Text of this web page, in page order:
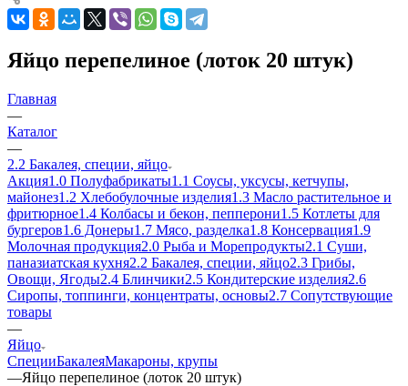
Яйцо перепелиное (лоток 20 штук)
Главная
—
Каталог
—
2.2 Бакалея, специи, яйцо
Акция1.0 Полуфабрикаты1.1 Соусы, уксусы, кетчупы,
майонез1.2 Хлебобулочные изделия1.3 Масло растительное и
фритюрное1.4 Колбасы и бекон, пепперони1.5 Котлеты для
бургеров1.6 Донеры1.7 Мясо, разделка1.8 Консервация1.9
Молочная продукция2.0 Рыба и Морепродукты2.1 Суши,
паназиатская кухня2.2 Бакалея, специи, яйцо2.3 Грибы,
Овощи, Ягоды2.4 Блинчики2.5 Кондитерские изделия2.6
Сиропы, топпинги, концентраты, основы2.7 Сопутствующие
товары
—
Яйцо
СпецииБакалеяМакароны, крупы
—Яйцо перепелиное (лоток 20 штук)